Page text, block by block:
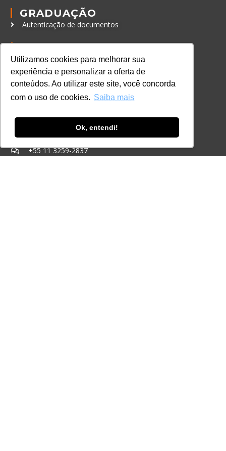
Utilizamos cookies para melhorar sua
experiência e personalizar a oferta de
conteúdos. Ao utilizar este site, você concorda
com o uso de cookies. Saiba mais
Ok, entendi!
GRADUAÇÃO
Autenticação de documentos
CURSOS, EVENTOS E
CERTIFICAÇÕES
Online
In Company
Eventos
Certificações
CONTATO
+55 11 3259-2837